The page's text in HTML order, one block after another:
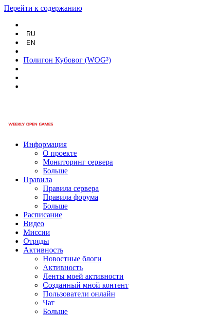
Перейти к содержанию
RU
EN
Полигон Кубовог (WOG³)
Информация
О проекте
Мониторинг сервера
Больше
Правила
Правила сервера
Правила форума
Больше
Расписание
Видео
Миссии
Отряды
Активность
Новостные блоги
Активность
Ленты моей активности
Созданный мной контент
Пользователи онлайн
Чат
Больше